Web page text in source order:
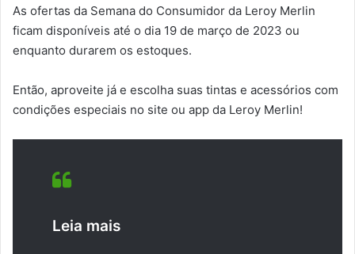
As ofertas da Semana do Consumidor da Leroy Merlin
ficam disponíveis até o dia 19 de março de 2023 ou
enquanto durarem os estoques.
Então, aproveite já e escolha suas tintas e acessórios com
condições especiais no site ou app da Leroy Merlin!
Leia mais